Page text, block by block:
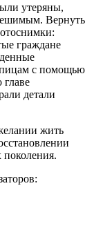
утеряны,
Вернуть
граждане
с помощью
главе
детали
жить